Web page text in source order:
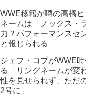
WWE移籍が噂の高橋
ネームは「ノックス・
力？パフォーマンスセ
と報じられる
ジェフ・コブがWWE
る「リングネームが変
性を見せられず、ただ
2号に」